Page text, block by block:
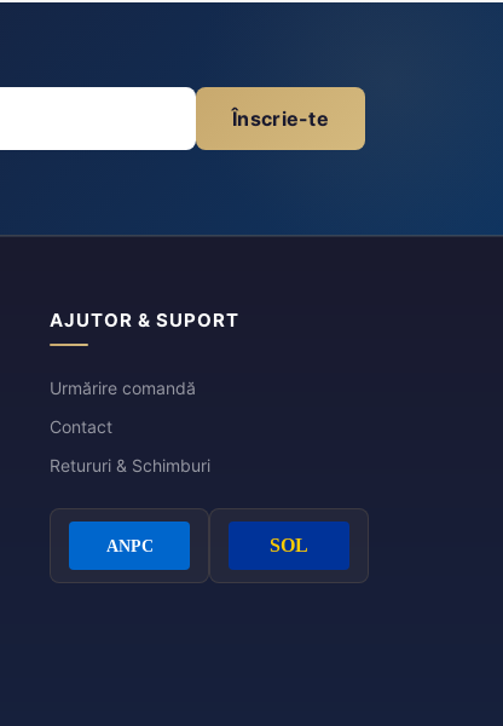
Înscrie-te
AJUTOR & SUPORT
Urmărire comandă
Contact
Retururi & Schimburi